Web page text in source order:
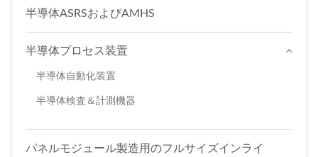
半導体ASRSおよびAMHS
半導体プロセス装置
半導体自動化装置
半導体検査＆計測機器
パネルモジュール製造用のフルサイズインライ